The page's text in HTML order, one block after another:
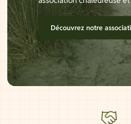
Découvrez notre